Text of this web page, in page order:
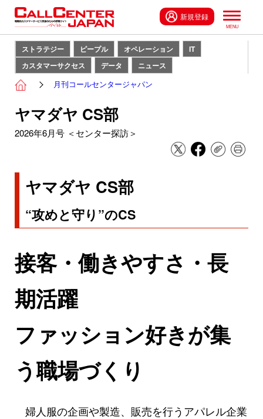
新規登録
ストラテジー ピープル オペレーション
IT
カスタマーサクセス
データ ニュース
月刊コールセンタージャパン
ヤマダヤ CS部
2026年6月号 ＜センター探訪＞
ヤマダヤ CS部
“攻めと守り”のCS
接客・働きやすさ・長
期活躍
ファッション好きが集
う職場づくり
婦人服の企画や製造、販売を行うアパレル企業